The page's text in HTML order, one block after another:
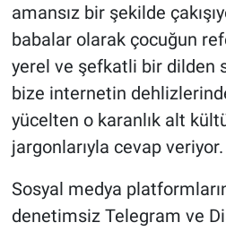
amansız bir şekilde
babalar olarak çocuğun
yerel ve şefkatli bir dilden
bize internetin
yücelten o karanlık alt
jargonlarıyla cevap veriyor.
Sosyal medya
denetimsiz Telegram ve